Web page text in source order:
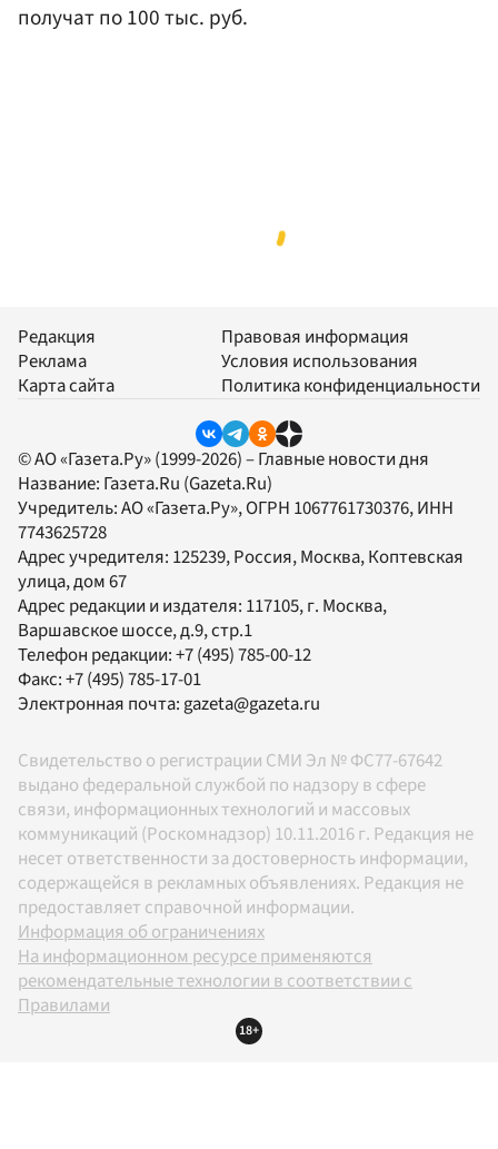
получат по 100 тыс. руб.
Редакция
Реклама
Карта сайта
Правовая информация
Условия использования
Политика конфиденциальности
© АО «Газета.Ру» (1999-2026) – Главные новости дня
Название: Газета.Ru (Gazeta.Ru)
Учредитель:АО «Газета.Ру», ОГРН 1067761730376, ИНН
7743625728
Адрес учредителя: 125239, Россия, Москва, Коптевская
улица, дом 67
Адрес редакции и издателя: 117105, г. Москва,
Варшавское шоссе, д.9, стр.1
Телефон редакции:+7 (495) 785-00-12
Факс:+7 (495) 785-17-01
Электронная почта: gazeta@gazeta.ru
Свидетельство о регистрации СМИ Эл № ФС77-67642
выдано федеральной службой по надзору в сфере
связи, информационных технологий и массовых
коммуникаций (Роскомнадзор) 10.11.2016 г. Редакция не
несет ответственности за достоверность информации,
содержащейся в рекламных объявлениях. Редакция не
предоставляет справочной информации.
Информация об ограничениях
На информационном ресурсе применяются
рекомендательные технологии в соответствии с
Правилами
18+